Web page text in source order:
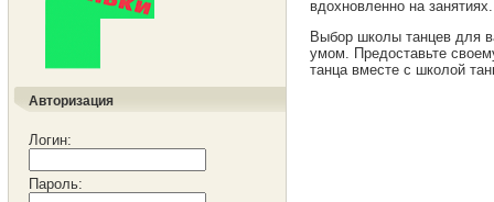
Авторизация
Логин:
Пароль:
вдохновленно на занятиях.
Выбор школы танцев для
умом. Предоставьте
танца вместе с школой